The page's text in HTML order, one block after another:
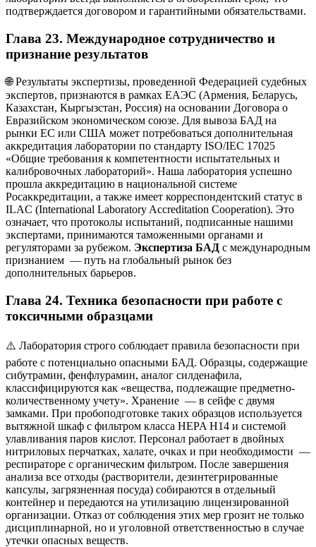
подтверждается договором и гарантийными обязательствами.
Глава 23. Международное сотрудничество и
признание результатов
🌐 Результаты экспертизы, проведенной Федерацией судебных
экспертов, признаются в рамках ЕАЭС (Армения, Беларусь,
Казахстан, Кыргызстан, Россия) на основании Договора о
Евразийском экономическом союзе. Для вывоза БАД на
рынки ЕС или США может потребоваться дополнительная
аккредитация лаборатории по стандарту ISO/IEC 17025
«Общие требования к компетентности испытательных и
калибровочных лабораторий». Наша лаборатория успешно
прошла аккредитацию в национальной системе
Росаккредитации, а также имеет корреспондентский статус в
ILAC (International Laboratory Accreditation Cooperation). Это
означает, что протоколы испытаний, подписанные нашими
экспертами, принимаются таможенными органами и
регуляторами за рубежом. Экспертиза БАД с международным
признанием — путь на глобальный рынок без
дополнительных барьеров.
Глава 24. Техника безопасности при работе с
токсичными образцами
⚠️ Лаборатория строго соблюдает правила безопасности при
работе с потенциально опасными БАД. Образцы, содержащие
сибутрамин, фенфлурамин, аналог силденафила,
классифицируются как «вещества, подлежащие предметно-
количественному учету». Хранение — в сейфе с двумя
замками. При пробоподготовке таких образцов используется
вытяжной шкаф с фильтром класса HEPA H14 и системой
улавливания паров кислот. Персонал работает в двойных
нитриловых перчатках, халате, очках и при необходимости —
респираторе с органическим фильтром. После завершения
анализа все отходы (растворители, дезинтегрированные
капсулы, загрязненная посуда) собираются в отдельный
контейнер и передаются на утилизацию лицензированной
организации. Отказ от соблюдения этих мер грозит не только
дисциплинарной, но и уголовной ответственностью в случае
утечки опасных веществ.